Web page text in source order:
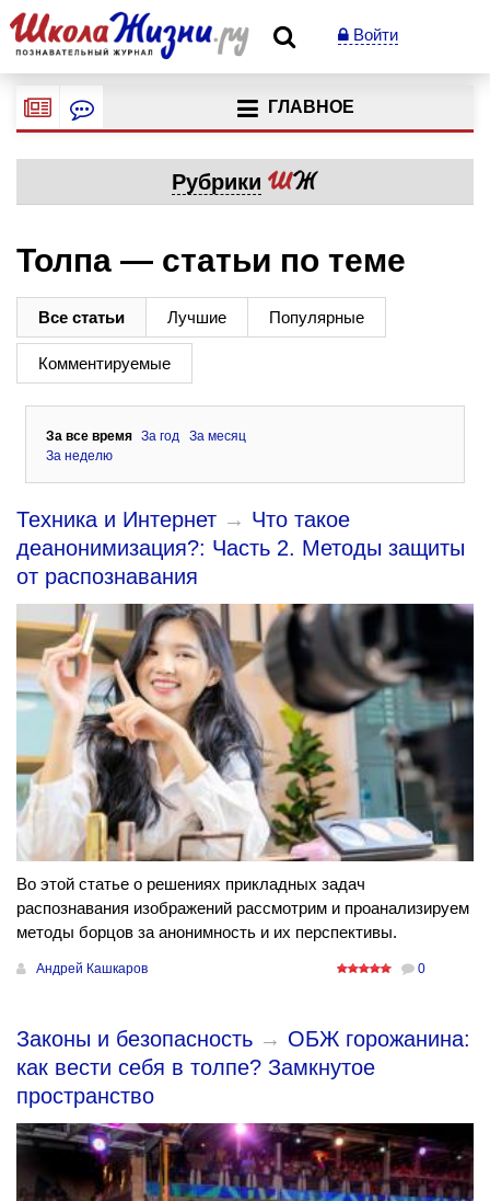
Войти
ГЛАВНОЕ
Рубрики
Толпа — статьи по теме
Все статьи Лучшие Популярные
Комментируемые
За все время За год
За месяц
За неделю
Техника и Интернет → Что такое
деанонимизация?: Часть 2. Методы защиты
от распознавания
Во этой статье о решениях прикладных задач
распознавания изображений рассмотрим и проанализируем
методы борцов за анонимность и их перспективы.
Андрей Кашкаров 0
Законы и безопасность → ОБЖ горожанина:
как вести себя в толпе? Замкнутое
пространство